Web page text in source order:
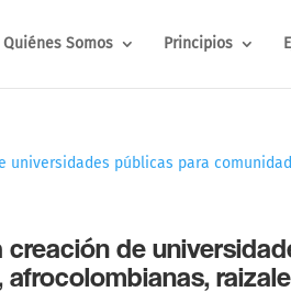
Quiénes Somos Principios
de